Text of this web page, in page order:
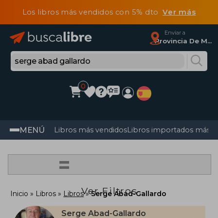
Los libros más vendidos con 5% dtoVer más
Enviar a
Provincia De Madrid
0
MENÚ Libros más vendidosLibros importados más
=
Ver Filtros
Inicio Libros Libros Serge Abad-Gallardo
Serge Abad-Gallardo